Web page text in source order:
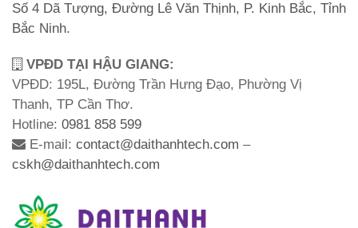
Số 4 Dã Tượng, Đường Lê Văn Thịnh, P. Kinh Bắc, Tỉnh
Bắc Ninh.
VPĐD TẠI HẬU GIANG:
VPĐD: 195L, Đường Trần Hưng Đạo, Phường Vị
Thanh, TP Cần Thơ.
Hotline: 0981 858 599
E-mail: contact@daithanhtech.com –
cskh@daithanhtech.com